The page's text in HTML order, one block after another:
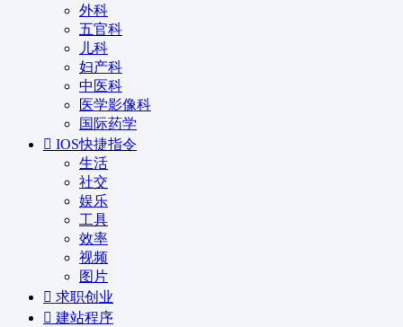
外科
五官科
儿科
妇产科
中医科
医学影像科
国际药学
IOS快捷指令
生活
社交
娱乐
工具
效率
视频
图片
求职创业
建站程序